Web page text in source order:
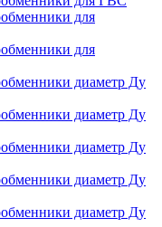
для
для
диаметр Ду
диаметр Ду
диаметр Ду
диаметр Ду
диаметр Ду